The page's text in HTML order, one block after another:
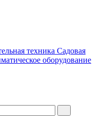
техника Садовая
оборудование